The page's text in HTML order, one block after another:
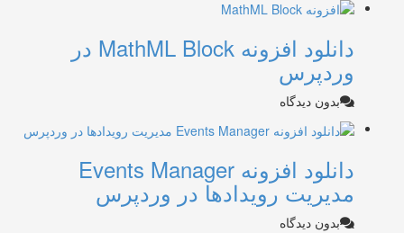
دانلود افزونه MathML Block در
وردپرس
بدون دیدگاه
دانلود افزونه Events Manager
مدیریت رویدادها در وردپرس
بدون دیدگاه